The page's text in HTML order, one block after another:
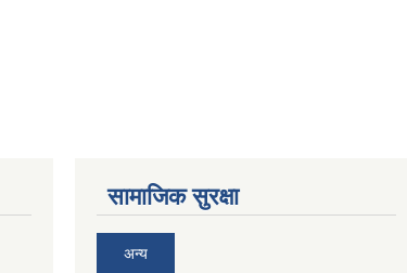
सामाजिक सुरक्षा
अन्य